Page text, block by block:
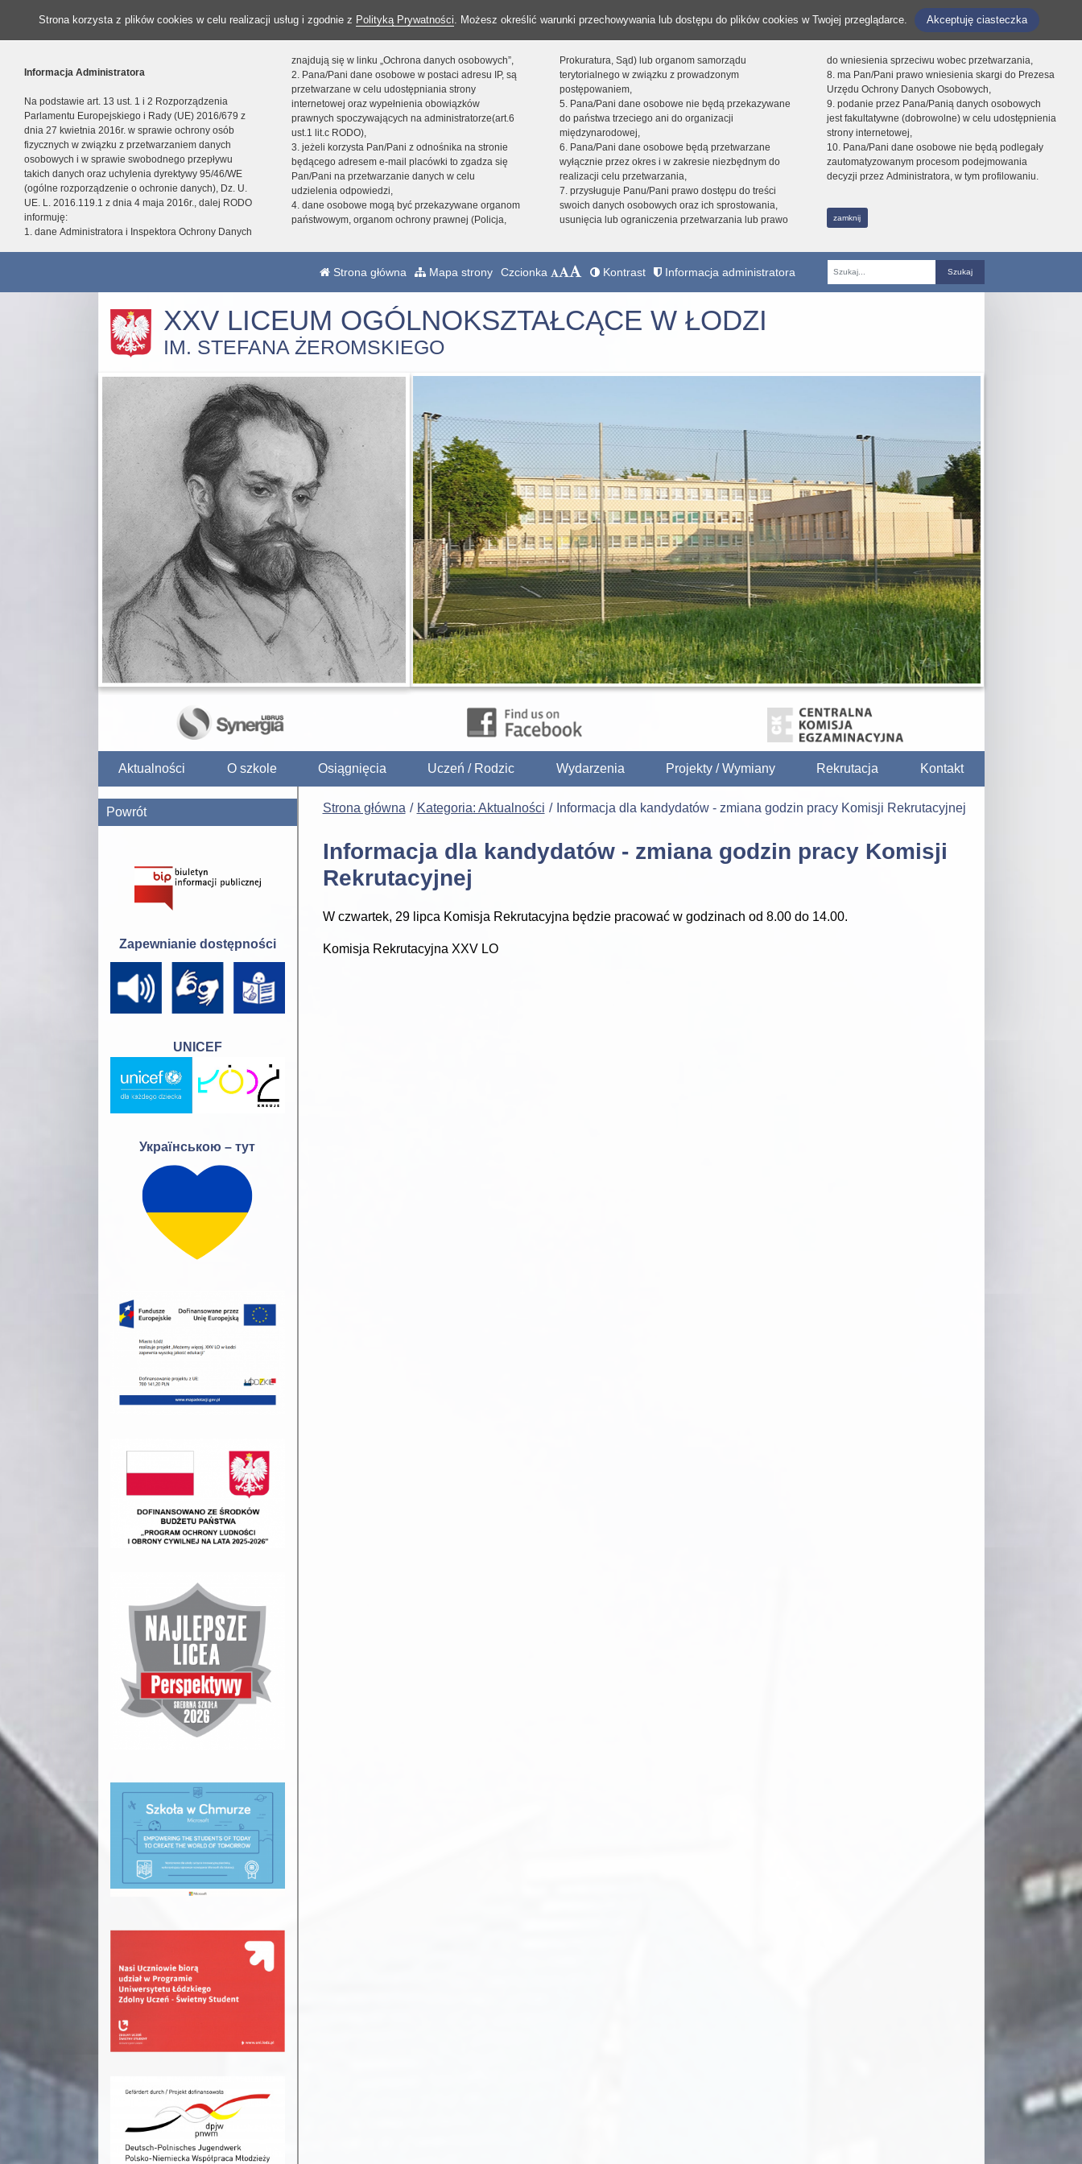
Strona korzysta z plików cookies w celu realizacji usług i zgodnie z Polityką Prywatności. Możesz określić warunki przechowywania lub dostępu do plików cookies w Twojej przeglądarce. Akceptuję ciasteczka
Informacja Administratora
Na podstawie art. 13 ust. 1 i 2 Rozporządzenia
Parlamentu Europejskiego i Rady (UE) 2016/679 z
dnia 27 kwietnia 2016r. w sprawie ochrony osób
fizycznych w związku z przetwarzaniem danych
osobowych i w sprawie swobodnego przepływu
takich danych oraz uchylenia dyrektywy 95/46/WE
(ogólne rozporządzenie o ochronie danych), Dz. U.
UE. L. 2016.119.1 z dnia 4 maja 2016r., dalej RODO
informuję:
1. dane Administratora i Inspektora Ochrony Danych
znajdują się w linku „Ochrona danych osobowych”,
2. Pana/Pani dane osobowe w postaci adresu IP, są
przetwarzane w celu udostępniania strony
internetowej oraz wypełnienia obowiązków
prawnych spoczywających na administratorze(art.6
ust.1 lit.c RODO),
3. jeżeli korzysta Pan/Pani z odnośnika na stronie
będącego adresem e-mail placówki to zgadza się
Pan/Pani na przetwarzanie danych w celu
udzielenia odpowiedzi,
4. dane osobowe mogą być przekazywane organom
państwowym, organom ochrony prawnej (Policja,
Prokuratura, Sąd) lub organom samorządu
terytorialnego w związku z prowadzonym
postępowaniem,
5. Pana/Pani dane osobowe nie będą przekazywane
do państwa trzeciego ani do organizacji
międzynarodowej,
6. Pana/Pani dane osobowe będą przetwarzane
wyłącznie przez okres i w zakresie niezbędnym do
realizacji celu przetwarzania,
7. przysługuje Panu/Pani prawo dostępu do treści
swoich danych osobowych oraz ich sprostowania,
usunięcia lub ograniczenia przetwarzania lub prawo
do wniesienia sprzeciwu wobec przetwarzania,
8. ma Pan/Pani prawo wniesienia skargi do Prezesa
Urzędu Ochrony Danych Osobowych,
9. podanie przez Pana/Panią danych osobowych
jest fakultatywne (dobrowolne) w celu udostępnienia
strony internetowej,
10. Pana/Pani dane osobowe nie będą podlegały
zautomatyzowanym procesom podejmowania
decyzji przez Administratora, w tym profilowaniu.
zamknij
Strona główna Mapa strony Czcionka Kontrast Informacja administratora
Fraza
XXV LICEUM OGÓLNOKSZTAŁCĄCE W ŁODZI
IM. STEFANA ŻEROMSKIEGO
Aktualności O szkole Osiągnięcia Uczeń / Rodzic Wydarzenia Projekty / Wymiany Rekrutacja Kontakt
Strona główna Kategoria: Aktualności Informacja dla kandydatów - zmiana godzin pracy Komisji Rekrutacyjnej
Informacja dla kandydatów - zmiana godzin pracy Komisji
Rekrutacyjnej
W czwartek, 29 lipca Komisja Rekrutacyjna będzie pracować w godzinach od 8.00 do 14.00.
Komisja Rekrutacyjna XXV LO
Powrót
Zapewnianie dostępności
UNICEF
Українською – тут